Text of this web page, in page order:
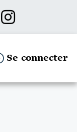
Se connecter